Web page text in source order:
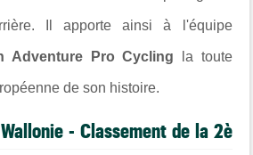
Il apporte ainsi à l'équipe
Adventure Pro Cycling la toute
de son histoire.
- Classement de la 2è